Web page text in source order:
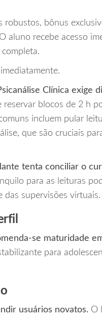
robustos, bônus
recebe acesso
Clínica exige
blocos de 2 h
incluem pular
que são cruciais
tenta conciliar o
para as leituras
das supervisões virtuais.
maturidade
para
usuários novatos. O